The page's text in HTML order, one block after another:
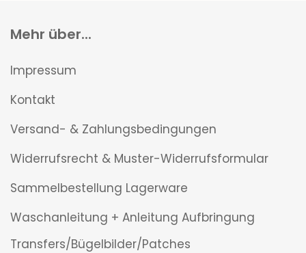
Mehr über...
Impressum
Kontakt
Versand- & Zahlungsbedingungen
Widerrufsrecht & Muster-Widerrufsformular
Sammelbestellung Lagerware
Waschanleitung + Anleitung Aufbringung
Transfers/Bügelbilder/Patches